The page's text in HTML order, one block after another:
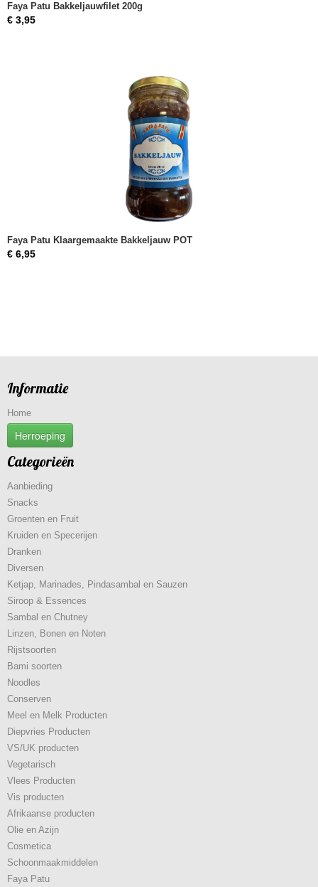
Faya Patu Bakkeljauwfilet 200g
€ 3,95
Faya Patu Klaargemaakte Bakkeljauw POT
€ 6,95
Informatie
Home
Herroeping
Categorieën
Aanbieding
Snacks
Groenten en Fruit
Kruiden en Specerijen
Dranken
Diversen
Ketjap, Marinades, Pindasambal en Sauzen
Siroop & Essences
Sambal en Chutney
Linzen, Bonen en Noten
Rijstsoorten
Bami soorten
Noodles
Conserven
Meel en Melk Producten
Diepvries Producten
VS/UK producten
Vegetarisch
Vlees Producten
Vis producten
Afrikaanse producten
Olie en Azijn
Cosmetica
Schoonmaakmiddelen
Faya Patu